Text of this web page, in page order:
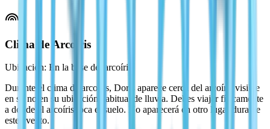
Clima de Arcoíris
Ubicación: En la base del arcoíris
Durante el clima de arcoíris, Doris aparece cerca del arcoíris visible
en sí, no en su ubicación habitual de lluvia. Debes viajar físicamente
a donde el arcoíris toca el suelo. No aparecerá en otro lugar durante
este evento.